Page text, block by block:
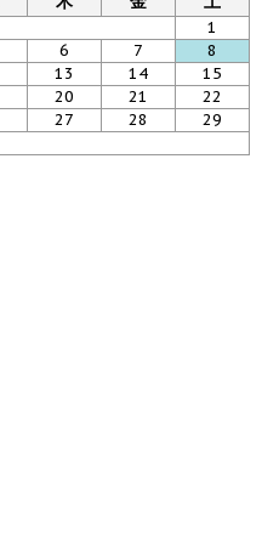
1
6 7
8
13 14
15
20 21
22
27 28
29